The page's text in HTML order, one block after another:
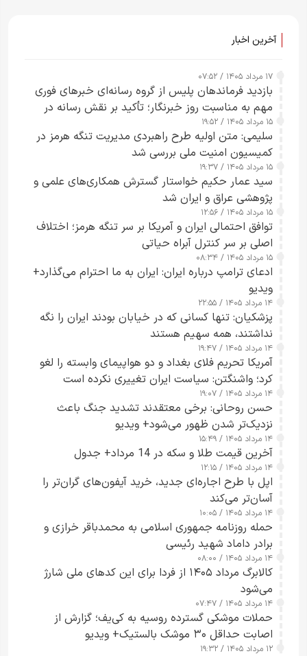
آخرین اخبار
۱۷ مرداد ۱۴۰۵ / ۰۷:۵۲
بازدید فرماندهان پلیس از گروه رسانه‌ای خبرهای فوری
مهم به مناسبت روز خبرنگار؛ تأکید بر نقش رسانه در
تقویت امنیت و اعتماد عمومی
۱۵ مرداد ۱۴۰۵ / ۱۹:۵۲
سلیمی: متن اولیه طرح راهبردی مدیریت تنگه هرمز در
کمیسیون امنیت ملی بررسی شد
۱۵ مرداد ۱۴۰۵ / ۱۹:۳۷
سید عمار حکیم خواستار گسترش همکاری‌های علمی و
پژوهشی عراق و ایران شد
۱۵ مرداد ۱۴۰۵ / ۱۲:۵۶
توافق احتمالی ایران و آمریکا بر سر تنگه هرمز؛ اختلاف
اصلی بر سر کنترل آبراه حیاتی
۱۵ مرداد ۱۴۰۵ / ۰۸:۳۴
ادعای ترامپ درباره ایران: ایران به ما احترام می‌گذارد+
ویدیو
۱۴ مرداد ۱۴۰۵ / ۲۲:۵۵
پزشکیان: تنها کسانی که در خیابان بودند ایران را نگه
نداشتند، همه سهیم هستند
۱۴ مرداد ۱۴۰۵ / ۱۹:۴۷
آمریکا تحریم فلای بغداد و دو هواپیمای وابسته را لغو
کرد؛ واشنگتن: سیاست ایران تغییری نکرده است
۱۴ مرداد ۱۴۰۵ / ۱۹:۰۷
حسن روحانی: برخی معتقدند تشدید جنگ باعث
نزدیک‌تر شدن ظهور می‌شود+ ویدیو
۱۴ مرداد ۱۴۰۵ / ۱۵:۴۹
آخرین قیمت طلا و سکه در 14 مرداد+ جدول
۱۴ مرداد ۱۴۰۵ / ۱۲:۱۵
اپل با طرح اجاره‌ای جدید، خرید آیفون‌های گران‌تر را
آسان‌تر می‌کند
۱۴ مرداد ۱۴۰۵ / ۱۰:۰۵
حمله روزنامه جمهوری اسلامی به محمدباقر خرازی و
برادر داماد شهید رئیسی
۱۴ مرداد ۱۴۰۵ / ۰۸:۰۰
کالابرگ مرداد ۱۴۰۵ از فردا برای این کدهای ملی شارژ
می‌شود
۱۴ مرداد ۱۴۰۵ / ۰۷:۴۷
حملات موشکی گسترده روسیه به کی‌یف؛ گزارش از
اصابت حداقل ۳۰ موشک بالستیک+ ویدیو
۱۲ مرداد ۱۴۰۵ / ۱۹:۳۲